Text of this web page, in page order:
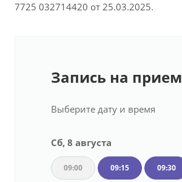
7725 032714420 от 25.03.2025.
Запись на прием
Выберите дату и время
Сб, 8 августа
09:00 09:15 09:30